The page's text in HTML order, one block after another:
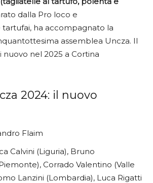
dalla Pro loco e
tartufai, ha accompagnato la
assemblea Uncza. Il
nuovo nel 2025 a Cortina
2024: il nuovo
Flaim
Calvini (Liguria), Bruno
Corrado Valentino (Valle
Lanzini (Lombardia), Luca Rigatti